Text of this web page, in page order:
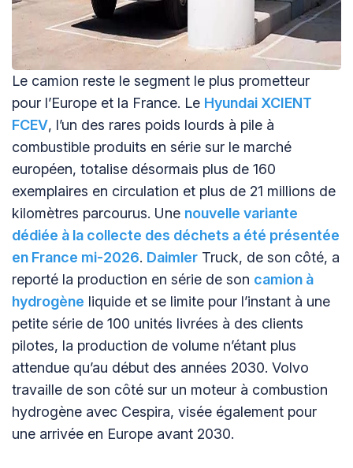
Le camion reste le segment le plus prometteur
pour l’Europe et la France. Le Hyundai XCIENT
FCEV, l’un des rares poids lourds à pile à
combustible produits en série sur le marché
européen, totalise désormais plus de 160
exemplaires en circulation et plus de 21 millions de
kilomètres parcourus. Une nouvelle variante
dédiée à la collecte des déchets a été présentée
en France mi-2026. Daimler Truck, de son côté, a
reporté la production en série de son camion à
hydrogène liquide et se limite pour l’instant à une
petite série de 100 unités livrées à des clients
pilotes, la production de volume n’étant plus
attendue qu’au début des années 2030. Volvo
travaille de son côté sur un moteur à combustion
hydrogène avec Cespira, visée également pour
une arrivée en Europe avant 2030.